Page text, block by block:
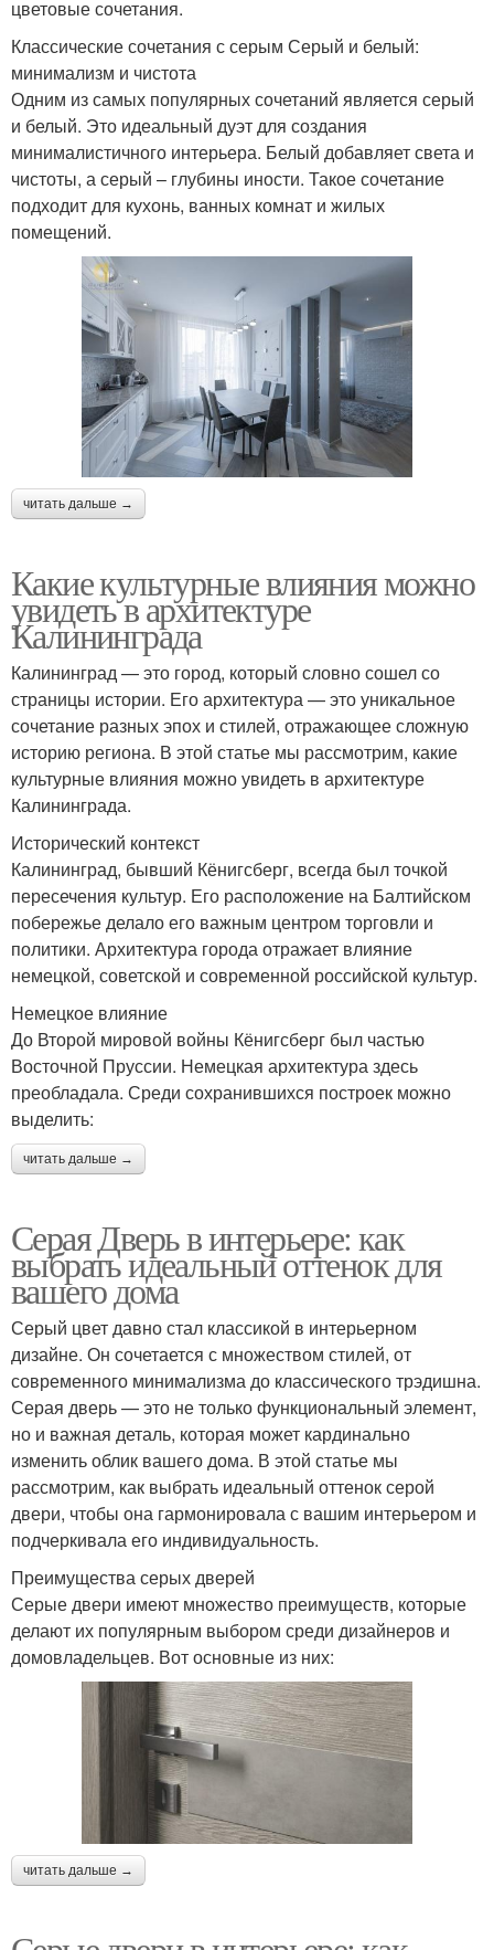
цветовые сочетания.
Классические сочетания с серым Серый и белый:
минимализм и чистота
Одним из самых популярных сочетаний является серый
и белый. Это идеальный дуэт для создания
минималистичного интерьера. Белый добавляет света и
чистоты, а серый – глубины иности. Такое сочетание
подходит для кухонь, ванных комнат и жилых
помещений.
читать дальше →
Какие культурные влияния можно
увидеть в архитектуре
Калининграда
Калининград — это город, который словно сошел со
страницы истории. Его архитектура — это уникальное
сочетание разных эпох и стилей, отражающее сложную
историю региона. В этой статье мы рассмотрим, какие
культурные влияния можно увидеть в архитектуре
Калининграда.
Исторический контекст
Калининград, бывший Кёнигсберг, всегда был точкой
пересечения культур. Его расположение на Балтийском
побережье делало его важным центром торговли и
политики. Архитектура города отражает влияние
немецкой, советской и современной российской культур.
Немецкое влияние
До Второй мировой войны Кёнигсберг был частью
Восточной Пруссии. Немецкая архитектура здесь
преобладала. Среди сохранившихся построек можно
выделить:
читать дальше →
Серая Дверь в интерьере: как
выбрать идеальный оттенок для
вашего дома
Серый цвет давно стал классикой в интерьерном
дизайне. Он сочетается с множеством стилей, от
современного минимализма до классического трэдишна.
Серая дверь — это не только функциональный элемент,
но и важная деталь, которая может кардинально
изменить облик вашего дома. В этой статье мы
рассмотрим, как выбрать идеальный оттенок серой
двери, чтобы она гармонировала с вашим интерьером и
подчеркивала его индивидуальность.
Преимущества серых дверей
Серые двери имеют множество преимуществ, которые
делают их популярным выбором среди дизайнеров и
домовладельцев. Вот основные из них:
читать дальше →